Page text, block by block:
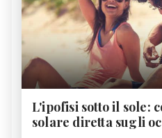
L'ipofisi sotto il sole:
solare diretta sugli